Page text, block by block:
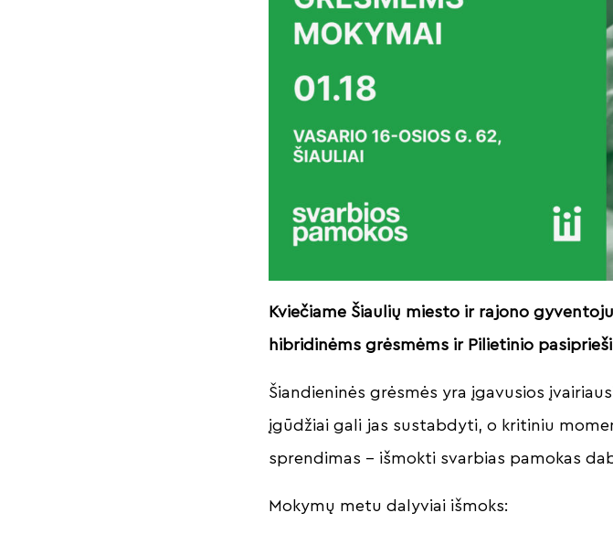
Kviečiame Šiaulių miesto ir rajono
hibridinėms grėsmėms ir Pilietinio
Šiandieninės grėsmės yra įgavusios
įgūdžiai gali jas sustabdyti, o kritiniu
sprendimas – išmokti svarbias pamokas
Mokymų metu dalyviai išmoks: